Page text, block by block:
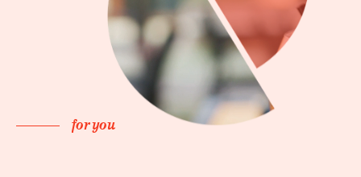
for you